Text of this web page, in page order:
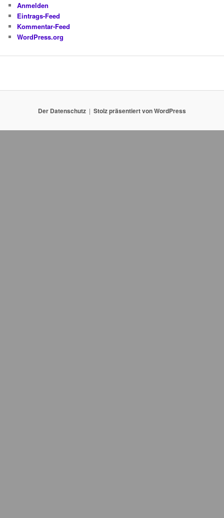
Anmelden
Eintrags-Feed
Kommentar-Feed
WordPress.org
Der Datenschutz Stolz präsentiert von WordPress